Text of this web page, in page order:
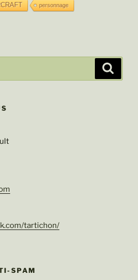
personnage
tartichon/
SPAM